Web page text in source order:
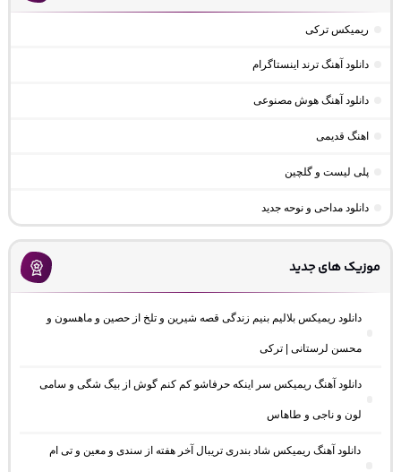
ریمیکس ترکی
دانلود آهنگ ترند اینستاگرام
دانلود آهنگ هوش مصنوعی
اهنگ قدیمی
پلی لیست و گلچین
دانلود مداحی و نوحه جدید
موزیک های جدید
دانلود ریمیکس بلالیم بنیم زندگی قصه شیرین و تلخ از حصین و ماهسون و
محسن لرستانی | ترکی
دانلود آهنگ ریمیکس سر اینکه حرفاشو کم کنم گوش از بیگ شگی و سامی
لون و ناجی و طاهاس
دانلود آهنگ ریمیکس شاد بندری تریبال آخر هفته از سندی و معین و تی ام